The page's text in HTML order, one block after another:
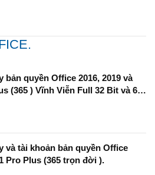
bản quyền Office 2016, 2019 và
(365 ) Vĩnh Viễn Full 32 Bit và 64
và tài khoản bản quyền Office
Pro Plus (365 trọn đời ).